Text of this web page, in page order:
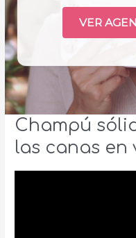
VER
Champú
las canas en